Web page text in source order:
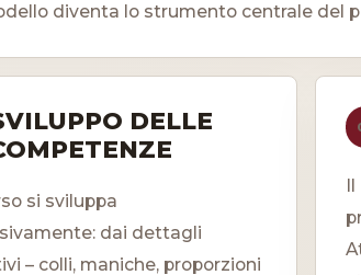
diventa lo strumento centrale del
DELLE
si sviluppa
dai dettagli
– colli, maniche, proporzioni